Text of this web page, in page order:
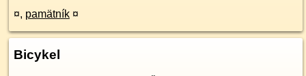
¤, pamätník ¤
Bicykel